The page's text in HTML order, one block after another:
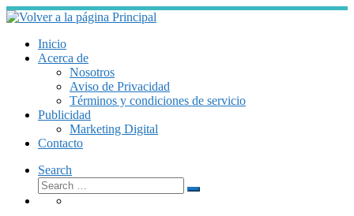
Skip
to
contentInicio
Acerca de
Nosotros
Aviso de Privacidad
Términos y condiciones de servicio
Publicidad
Marketing Digital
Contacto
Search
Search
Search